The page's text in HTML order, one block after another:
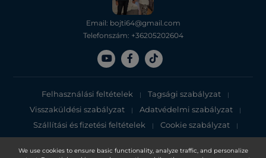
We use cookies to ensure basic functionality, analyze traffic, and personalize
Email: bojti64@gmail.com
Telefonszám: +36205202604
Felhasználási feltételek | Tagsági szabályzat |
Visszaküldési szabályzat | Adatvédelmi szabályzat |
Szállítási és fizetési feltételek | Cookie szabályzat |
Adatvédelmi tájékoztató